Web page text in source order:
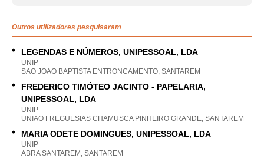
Outros utilizadores pesquisaram
LEGENDAS E NÚMEROS, UNIPESSOAL, LDA
UNIP
SAO JOAO BAPTISTA ENTRONCAMENTO, SANTAREM
FREDERICO TIMÓTEO JACINTO - PAPELARIA,
UNIPESSOAL, LDA
UNIP
UNIAO FREGUESIAS CHAMUSCA PINHEIRO GRANDE, SANTAREM
MARIA ODETE DOMINGUES, UNIPESSOAL, LDA
UNIP
ABRA SANTAREM, SANTAREM